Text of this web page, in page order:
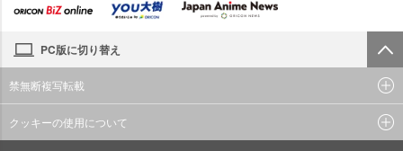
PC版に切り替え
禁無断複写転載
クッキーの使用について